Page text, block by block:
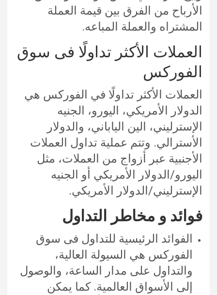
الأرباح من الفرق بين قيمة العملة
المشتراه والعملة المباعه.
العملات الأكثر تداولًا فى سوق
الفوركس
العملات الأكثر تداولًا في الفوركس هي
الدولار الأمريكي، اليورو، الجنيه
الإسترليني، الين الياباني، والدولار
الأسترالي. وتتم عملية تداول العملات
الأجنبية عبر أزواج من العملات، مثل
اليورو/الدولار الأمريكي أو الجنيه
الإسترليني/الدولار الأمريكي.
فوائد و مخاطر التداول
الفوائد الرئيسية للتداول فى سوق
الفوركس هي السيولة العالية،
والتداول على مدار الساعة، والوصول
إلى الأسواق العالمية. كما يمكن